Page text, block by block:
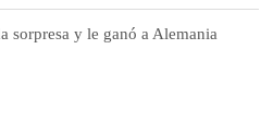
sorpresa y le ganó a Alemania